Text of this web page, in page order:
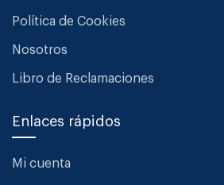
Política de Cookies
Nosotros
Libro de Reclamaciones
Enlaces rápidos
Mi cuenta